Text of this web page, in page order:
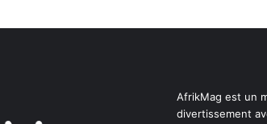
AfrikMag est un
divertissement